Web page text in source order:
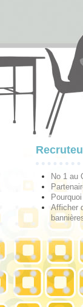
No 1 au
Afficher